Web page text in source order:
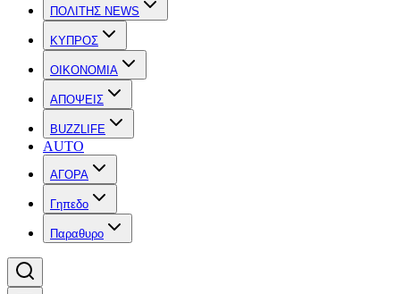
ΠΟΛΙΤΗΣ NEWS
ΚΥΠΡΟΣ
OIKONOMIA
ΑΠΟΨΕΙΣ
BUZZLIFE
AUTO
ΑΓΟΡΑ
Γηπεδο
Παραθυρο